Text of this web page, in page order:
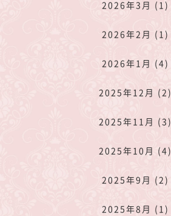
2026年3月 (1)
2026年2月 (1)
2026年1月 (4)
2025年12月 (2)
2025年11月 (3)
2025年10月 (4)
2025年9月 (2)
2025年8月 (1)